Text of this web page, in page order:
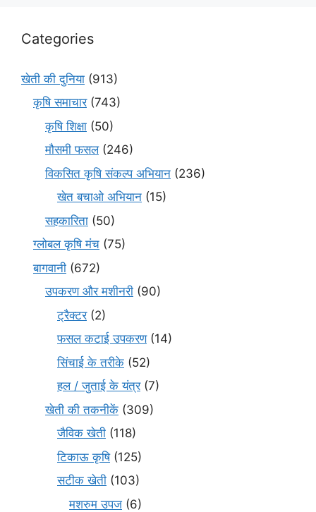
Categories
खेती की दुनिया (913)
कृषि समाचार(743)
कृषि शिक्षा (50)
मौसमी फसल(246)
विकसित कृषि संकल्प अभियान (236)
खेत बचाओ अभियान (15)
सहकारिता (50)
ग्लोबल कृषि मंच (75)
बागवानी (672)
उपकरण और मशीनरी (90)
ट्रैक्टर(2)
फसल कटाई उपकरण(14)
सिंचाई के तरीके (52)
हल / जुताई के यंत्र(7)
खेती की तकनीकें (309)
जैविक खेती (118)
टिकाऊ कृषि(125)
सटीक खेती (103)
मशरुम उपज (6)